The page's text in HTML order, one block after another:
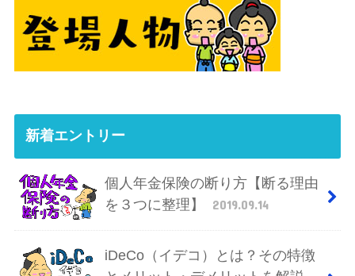
新着エントリー
個人年金保険の断り方【断る理由
を３つに整理】
2019.09.14
iDeCo（イデコ）とは？その特徴